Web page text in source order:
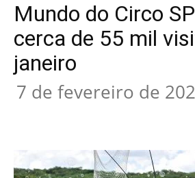
Mundo do Circo
cerca de 55 mil
janeiro
7 de fevereiro de